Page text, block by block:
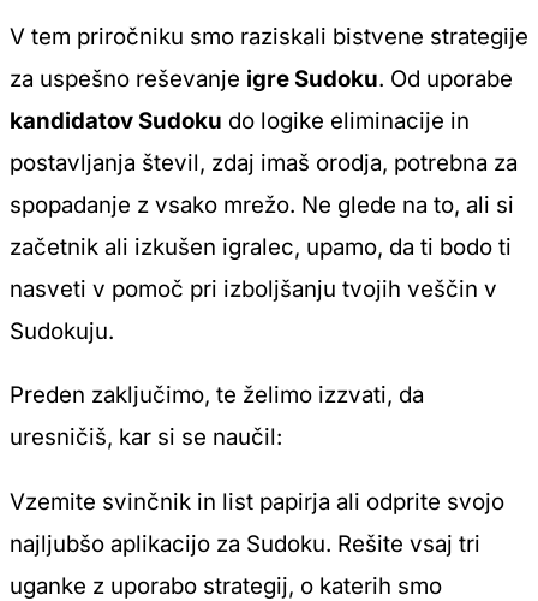
V tem priročniku smo raziskali bistvene strategije
za uspešno reševanje igre Sudoku. Od uporabe
kandidatov Sudoku do logike eliminacije in
postavljanja števil, zdaj imaš orodja, potrebna za
spopadanje z vsako mrežo. Ne glede na to, ali si
začetnik ali izkušen igralec, upamo, da ti bodo ti
nasveti v pomoč pri izboljšanju tvojih veščin v
Sudokuju.
Preden zaključimo, te želimo izzvati, da
uresničiš, kar si se naučil:
Vzemite svinčnik in list papirja ali odprite svojo
najljubšo aplikacijo za Sudoku. Rešite vsaj tri
uganke z uporabo strategij, o katerih smo